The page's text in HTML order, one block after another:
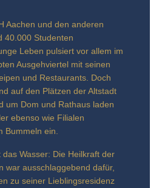
Aachen und den anderen
40.000 Studenten
Leben pulsiert vor allem im
Ausgehviertel mit seinen
und Restaurants. Doch
auf den Plätzen der Altstadt
um Dom und Rathaus laden
ebenso wie Filialen
Bummeln ein.
Wasser: Die Heilkraft der
war ausschlaggebend dafür,
zu seiner Lieblingsresidenz